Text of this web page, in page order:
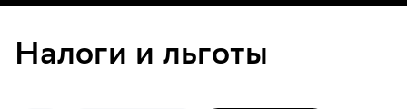
налоги и льготы